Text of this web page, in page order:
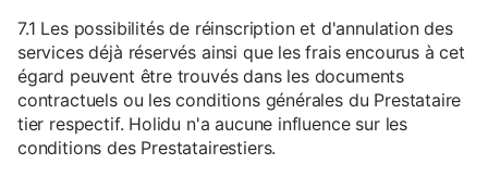
7.1 Les possibilités de réinscription et d'annulation des
services déjà réservés ainsi que les frais encourus à cet
égard peuvent être trouvés dans les documents
contractuels ou les conditions générales du Prestataire
tier respectif. Holidu n'a aucune influence sur les
conditions des Prestatairestiers.